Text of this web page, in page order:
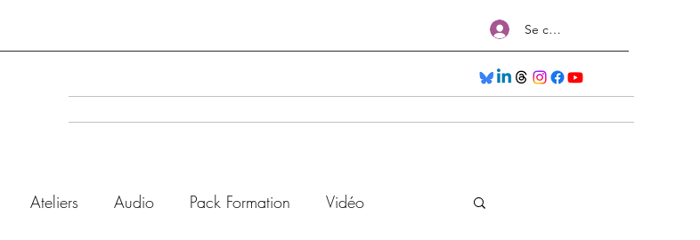
Se connecter
Ateliers Audio Pack Formation Vidéo